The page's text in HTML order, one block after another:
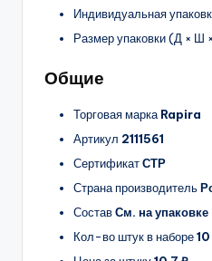
Индивидуальная
Размер упаковки (Д × Ш
Общие
Торговая марка Rapira
Артикул 2111561
СертификатСТР
Страна производитель
СоставСм. на упаковке
Кол-во штук в наборе